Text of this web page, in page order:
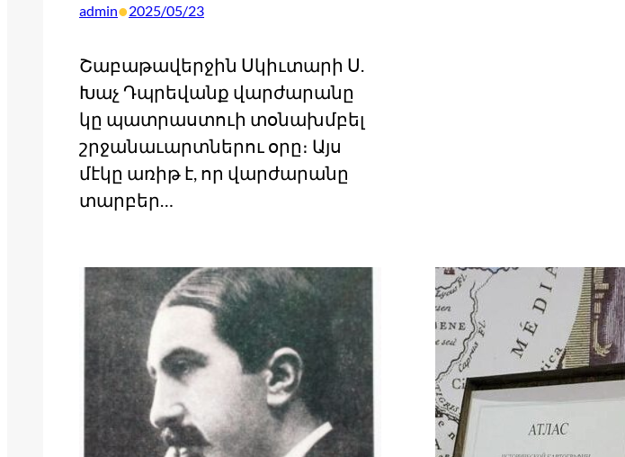
admin•2025/05/23
Շաբաթավերջին Սկիւտարի Ս.
Խաչ Դպրեվանք վարժարանը
կը պատրաստուի տօնախմբել
շրջանաւարտներու օրը։ Այս
մէկը առիթ է, որ վարժարանը
տարբեր…